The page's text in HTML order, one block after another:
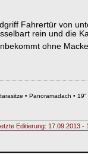
Fahrertür von
rein und die
ohne
• Panoramadach •
Editierung: 17.09.2013 -